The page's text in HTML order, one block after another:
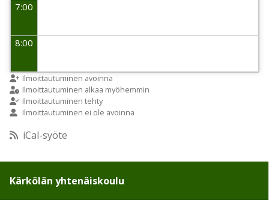
7:00
8:00
9:00
10:00
12:00
Ilmoittautuminen avoinna
Ilmoittautuminen alkaa myöhemmin
Ilmoittautuminen tehty
Ilmoittautuminen ei ole avoinna
iCal-syöte
Kärkölän yhtenäiskoulu